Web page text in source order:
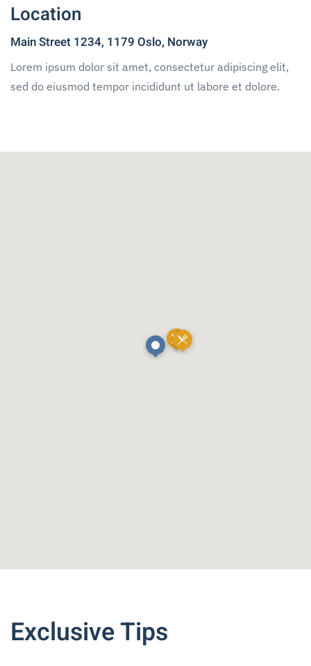
Location
Main Street 1234, 1179 Oslo, Norway
Lorem ipsum dolor sit amet, consectetur adipiscing elit,
sed do eiusmod tempor incididunt ut labore et dolore.
Exclusive Tips